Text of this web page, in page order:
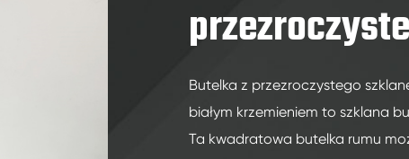
Butelka z przezroczystego
białym krzemieniem to szklana
Ta kwadratowa butelka rumu